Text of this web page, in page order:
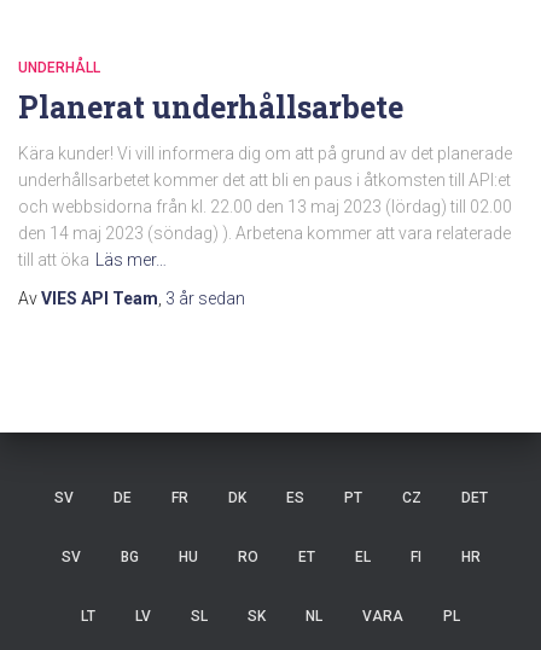
UNDERHÅLL
Planerat underhållsarbete
Kära kunder! Vi vill informera dig om att på grund av det planerade
underhållsarbetet kommer det att bli en paus i åtkomsten till API:et
och webbsidorna från kl. 22.00 den 13 maj 2023 (lördag) till 02.00
den 14 maj 2023 (söndag) ). Arbetena kommer att vara relaterade
till att öka
Läs mer…
AvVIES API Team 3 år sedan
SV DE FR DK ES PT CZ DET
SV BG HU RO ET EL FI HR
LT LV SL SK NL VARA PL